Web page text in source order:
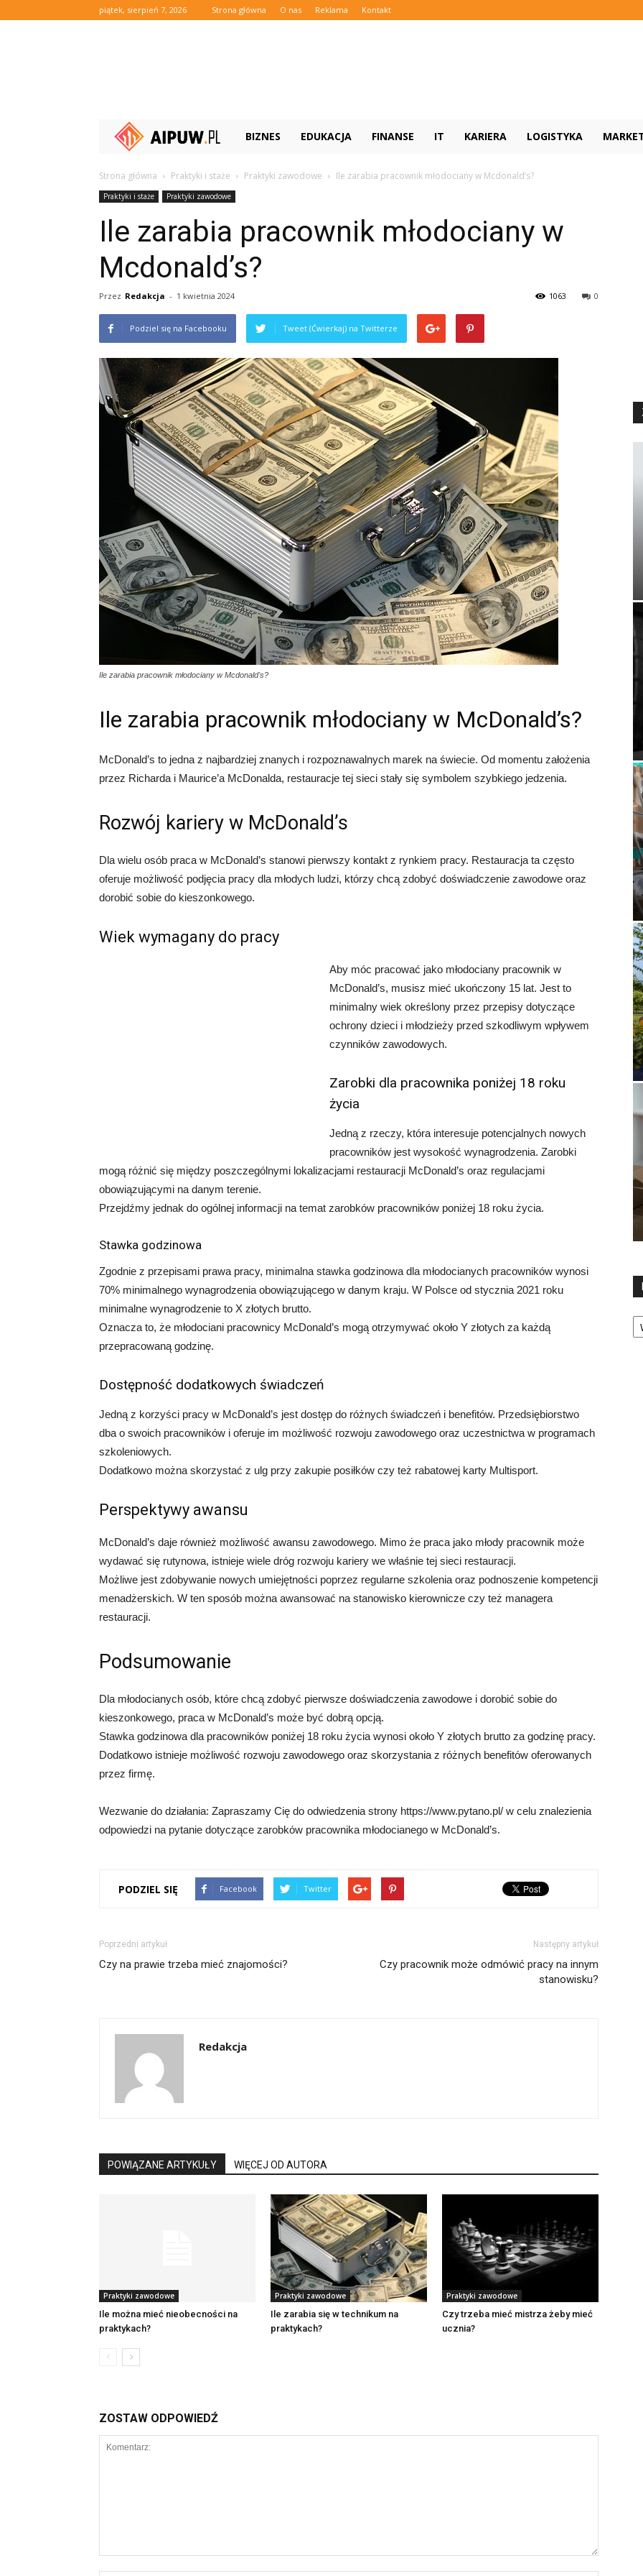
piątek, sierpień 7, 2026 Strona główna O nas Reklama Kontakt
Aipuw.pl
BIZNES EDUKACJA FINANSE IT KARIERA LOGISTYKA
Strona główna Praktyki i staże Praktyki zawodowe Ile zarabia pracownik młodociany w Mcdonald’s?
Praktyki i staże Praktyki zawodowe
Ile zarabia pracownik młodociany w
Mcdonald’s?
Przez Redakcja - 1 kwietnia 2024 0
1063
Podziel się na Facebooku Tweet (Ćwierkaj) na Twitterze
Ile zarabia pracownik młodociany w Mcdonald's?
Ile zarabia pracownik młodociany w McDonald’s?
McDonald’s to jedna z najbardziej znanych i rozpoznawalnych marek na świecie. Od momentu założenia
przez Richarda i Maurice’a McDonalda, restauracje tej sieci stały się symbolem szybkiego jedzenia.
Rozwój kariery w McDonald’s
Dla wielu osób praca w McDonald’s stanowi pierwszy kontakt z rynkiem pracy. Restauracja ta często
oferuje możliwość podjęcia pracy dla młodych ludzi, którzy chcą zdobyć doświadczenie zawodowe oraz
dorobić sobie do kieszonkowego.
Wiek wymagany do pracy
Aby móc pracować jako młodociany pracownik w
McDonald’s, musisz mieć ukończony 15 lat. Jest to
minimalny wiek określony przez przepisy dotyczące
ochrony dzieci i młodzieży przed szkodliwym wpływem
czynników zawodowych.
Zarobki dla pracownika poniżej 18 roku
życia
Jedną z rzeczy, która interesuje potencjalnych nowych
pracowników jest wysokość wynagrodzenia. Zarobki
mogą różnić się między poszczególnymi lokalizacjami restauracji McDonald’s oraz regulacjami
obowiązującymi na danym terenie.
Przejdźmy jednak do ogólnej informacji na temat zarobków pracowników poniżej 18 roku życia.
Stawka godzinowa
Zgodnie z przepisami prawa pracy, minimalna stawka godzinowa dla młodocianych pracowników wynosi
70% minimalnego wynagrodzenia obowiązującego w danym kraju. W Polsce od stycznia 2021 roku
minimalne wynagrodzenie to X złotych brutto.
Oznacza to, że młodociani pracownicy McDonald’s mogą otrzymywać około Y złotych za każdą
przepracowaną godzinę.
Dostępność dodatkowych świadczeń
Jedną z korzyści pracy w McDonald’s jest dostęp do różnych świadczeń i benefitów. Przedsiębiorstwo
dba o swoich pracowników i oferuje im możliwość rozwoju zawodowego oraz uczestnictwa w programach
szkoleniowych.
Dodatkowo można skorzystać z ulg przy zakupie posiłków czy też rabatowej karty Multisport.
Perspektywy awansu
McDonald’s daje również możliwość awansu zawodowego. Mimo że praca jako młody pracownik może
wydawać się rutynowa, istnieje wiele dróg rozwoju kariery we właśnie tej sieci restauracji.
Możliwe jest zdobywanie nowych umiejętności poprzez regularne szkolenia oraz podnoszenie kompetencji
menadżerskich. W ten sposób można awansować na stanowisko kierownicze czy też managera
restauracji.
Podsumowanie
Dla młodocianych osób, które chcą zdobyć pierwsze doświadczenia zawodowe i dorobić sobie do
kieszonkowego, praca w McDonald’s może być dobrą opcją.
Stawka godzinowa dla pracowników poniżej 18 roku życia wynosi około Y złotych brutto za godzinę pracy.
Dodatkowo istnieje możliwość rozwoju zawodowego oraz skorzystania z różnych benefitów oferowanych
przez firmę.
Wezwanie do działania: Zapraszamy Cię do odwiedzenia strony https://www.pytano.pl/ w celu znalezienia
odpowiedzi na pytanie dotyczące zarobków pracownika młodocianego w McDonald’s.
PODZIEL SIĘ Facebook Twitter
Poprzedni artykuł
Czy na prawie trzeba mieć znajomości?
Następny artykuł
Czy pracownik może odmówić pracy na innym
stanowisku?
Redakcja
POWIĄZANE ARTYKUŁY WIĘCEJ OD AUTORA
Praktyki zawodowe
Ile można mieć nieobecności na
praktykach?
Praktyki zawodowe
Ile zarabia się w technikum na
praktykach?
Praktyki zawodowe
Czy trzeba mieć mistrza żeby mieć
ucznia?
ZOSTAW ODPOWIEDŹ